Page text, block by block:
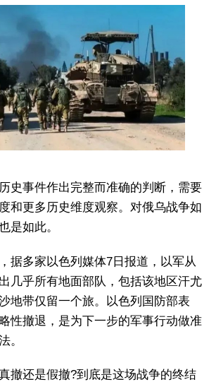
史事件作出完整而准确的判断，需要
和更多历史维度观察。对俄乌战争如
是如此。
据多家以色列媒体7日报道，以军从
几乎所有地面部队，包括该地区汗尤
地带仅留一个旅。以色列国防部表
性撤退，是为下一步的军事行动做准
。
撤还是假撤?到底是这场战争的终结